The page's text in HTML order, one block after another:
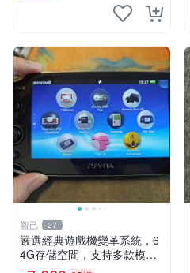
觀己 27
嚴選經典遊戲機變革系統，6
4G存儲空間，支持多款模擬
器享受懷舊樂趣 黑店版 PSV